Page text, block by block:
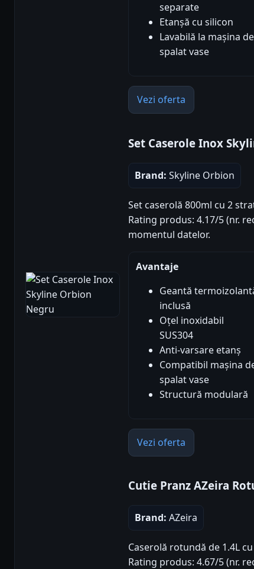
separate
Etanșă cu silicon
Lavabilă la mașina de
spalat vase
Vezi oferta
Set Caserole Inox
Brand: Skyline Orbion
Set caserolă 800ml cu 2
Rating produs: 4.17/5 (nr.
momentul datelor.
Avantaje
Geantă
inclusă
Oțel inoxidabil
SUS304
Anti-varsare etanș
Compatibil mașina
spalat vase
Structură modulară
Vezi oferta
Cutie Pranz AZeira
Brand: AZeira
Caserolă rotundă de 1.4L
Rating produs: 4.67/5 (nr.